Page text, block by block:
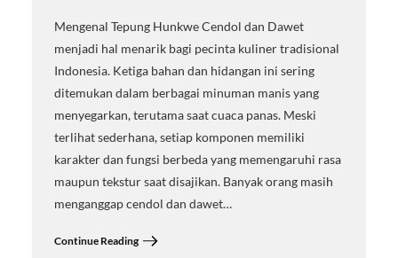
Mengenal Tepung Hunkwe Cendol dan Dawet
menjadi hal menarik bagi pecinta kuliner tradisional
Indonesia. Ketiga bahan dan hidangan ini sering
ditemukan dalam berbagai minuman manis yang
menyegarkan, terutama saat cuaca panas. Meski
terlihat sederhana, setiap komponen memiliki
karakter dan fungsi berbeda yang memengaruhi rasa
maupun tekstur saat disajikan. Banyak orang masih
menganggap cendol dan dawet…
Continue Reading